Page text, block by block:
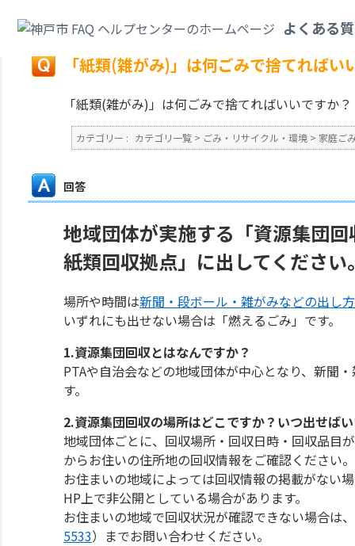
よくある
戻る
「紙類(雑がみ)」は何ごみで捨てればい
「紙類(雑がみ)」は何ごみで捨てればいいですか？
カテゴリー : カテゴリ一覧 > ごみ・リサイクル・環境 > 家庭ご
回答
地域団体が実施する「資源集団
紙類回収拠点」に出してください
場所や時間は新聞・段ボール・雑がみなどの出し方
いずれにも出せない場合は「燃えるごみ」です。
1.資源集団回収とはなんですか？
PTAや自治会などの地域団体が中心となり、新聞
す。
2.資源集団回収の場所はどこですか？いつ出せば
地域団体ごとに、回収場所・回収日時・回収品目
からお住いの住所地の回収情報をご確認ください。
お住まいの地域によっては回収情報の掲載がない
HP上で非公開としている場合があります。
お住まいの地域で回収状況が確認できない場合は
5533）までお問い合わせください。